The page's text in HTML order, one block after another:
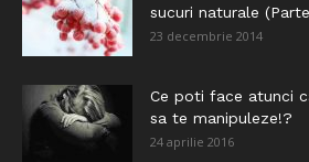
sucuri naturale
23 decembrie 2014
Ce poti face atunci
sa te manipuleze!?
24 aprilie 2016